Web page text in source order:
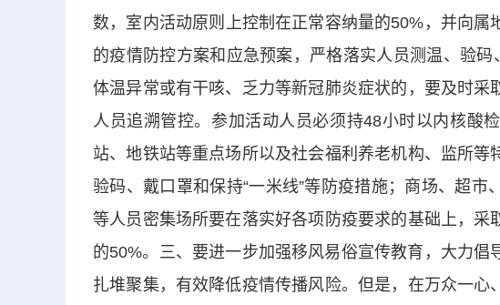
数，室内活动原则上控制在正常容纳量的50%，并向
的疫情防控方案和应急预案，严格落实人员测温、验
体温异常或有干咳、乏力等新冠肺炎症状的，要及时
人员追溯管控。参加活动人员必须持48小时以内核酸
站、地铁站等重点场所以及社会福利养老机构、监所等
验码、戴口罩和保持“一米线”等防疫措施；商场、超
等人员密集场所要在落实好各项防疫要求的基础上，
的50%。三、要进一步加强移风易俗宣传教育，大力
扎堆聚集，有效降低疫情传播风险。但是，在万众一